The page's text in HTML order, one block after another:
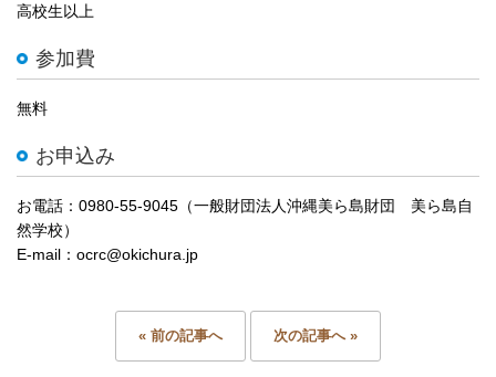
高校生以上
参加費
無料
お申込み
お電話：0980-55-9045（一般財団法人沖縄美ら島財団 美ら島自
然学校）
E-mail：ocrc@okichura.jp
« 前の記事へ 次の記事へ »